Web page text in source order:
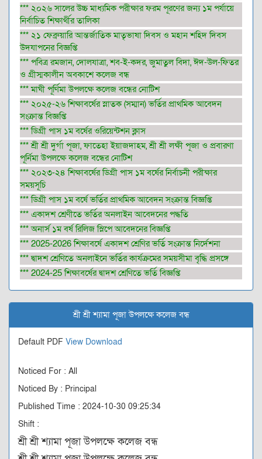
*** ২০২৬ সালের উচ্চ মাধ্যমিক পরীক্ষার ফরম পূরণের জন্য ১ম পর্যায়ে
নির্বাচিত শিক্ষার্থীর তালিকা
*** ২১ ফেব্রুয়ারি আন্তর্জাতিক মাতৃভাষা দিবস ও মহান শহিদ দিবস
উদযাপনের বিজ্ঞপ্তি
*** পবিত্র রমজান, দোলযাত্রা, শব-ই-কদর, জুমাতুল বিদা, ঈদ-উল-ফিতর
ও গ্রীস্মকালীন অবকাশে কলেজ বন্ধ
*** মাঘী পূর্ণিমা উপলক্ষে কলেজ বন্ধের নোটিশ
*** ২০২৫-২৬ শিক্ষাবর্ষের স্নাতক (সম্মান) ভর্তির প্রাথমিক আবেদন
সংক্রান্ত বিজ্ঞপ্তি
*** ডিগ্রী পাস ১ম বর্ষের ওরিয়েন্টশন ক্লাস
*** শ্রী শ্রী দুর্গা পূজা, ফাতেহা ইয়াজদাহম, শ্রী শ্রী লক্ষী পূজা ও প্রবারণা
পূর্নিমা উপলক্ষে কলেজ বন্ধের নোটিশ
*** ২০২৩-২৪ শিক্ষাবর্ষের ডিগ্রী পাস ১ম বর্ষের নির্বাচনী পরীক্ষার
সময়সূচি
*** ডিগ্রী পাস ১ম বর্ষে ভর্তির প্রাথমিক আবেদন সংক্রান্ত বিজ্ঞপ্তি
*** একাদশ শ্রেণীতে ভর্তির অনলাইন আবেদনের পদ্ধতি
*** অনার্স ১ম বর্ষ রিলিজ স্লিপে আবেদনের বিজ্ঞপ্তি
*** 2025-2026 শিক্ষাবর্ষে একাদশ শ্রেণির ভর্তি সংক্রান্ত নির্দেশনা
*** দ্বাদশ শ্রেণিতে অনলাইনে ভর্তির কার্যক্রমের সময়সীমা বৃদ্ধি প্রসঙ্গে
*** 2024-25 শিক্ষাবর্ষের দ্বাদশ শ্রেণিতে ভর্তি বিজ্ঞপ্তি
শ্রী শ্রী শ্যামা পূজা উপলক্ষে কলেজ বন্ধ
Default PDF View Download
Noticed For : All
Noticed By : Principal
Published Time : 2024-10-30 09:25:34
Shift :
শ্রী শ্রী শ্যামা পূজা উপলক্ষে কলেজ বন্ধ